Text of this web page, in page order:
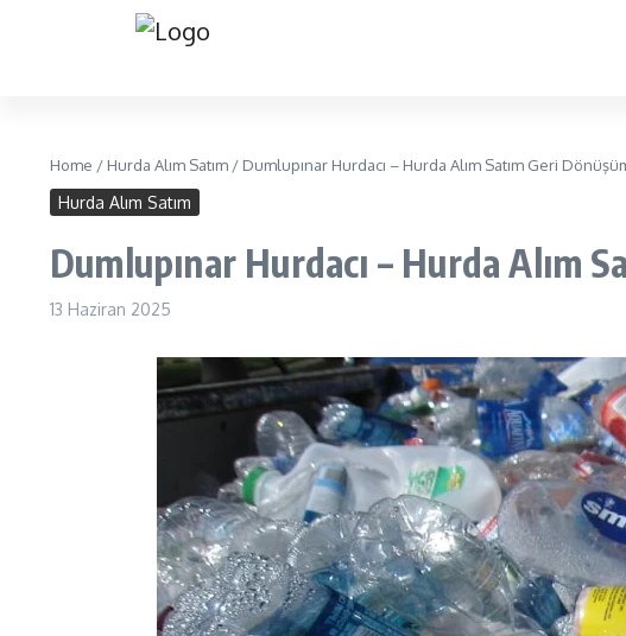
Home / Hurda Alım Satım / Dumlupınar Hurdacı – Hurda Alım Satım Geri
Hurda Alım Satım
Dumlupınar Hurdacı – Hurda Alım
13 Haziran 2025